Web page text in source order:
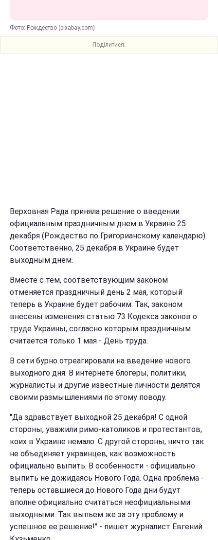
Фото: Рождество (pixabay.com)
Поділитися:
Верховная Рада приняла решение о введении
официальным праздничным днем в Украине 25
декабря (Рождество по Григорианскому календарю).
Соответственно, 25 декабря в Украине будет
выходным днем.
Вместе с тем, соответствующим законом
отменяется праздничный день 2 мая, который
теперь в Украине будет рабочим. Так, законом
внесены изменения статью 73 Кодекса законов о
труде Украины, согласно которым праздничным
считается только 1 мая - День труда.
В сети бурно отреагировали на введение нового
выходного дня. В интернете блогеры, политики,
журналисты и другие известные личности делятся
своими размышлениями по этому поводу.
"Да здравствует выходной 25 декабря! С одной
стороны, уважили римо-католиков и протестантов,
коих в Украине немало. С другой стороны, ничто так
не объединяет украинцев, как возможность
официально выпить. В особенности - официально
выпить не дожидаясь Нового Года. Одна проблема -
теперь оставшиеся до Нового Года дни будут
вполне официально считаться неофициальными
выходными. Так выпьем же за эту проблему и
успешное ее решение!" - пишет журналист Евгений